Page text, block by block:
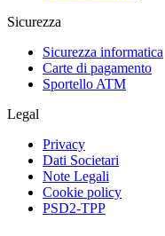
Sicurezza
Sicurezza informatica
Carte di pagamento
Sportello ATM
Legal
Privacy
Dati Societari
Note Legali
Cookie policy
PSD2-TPP